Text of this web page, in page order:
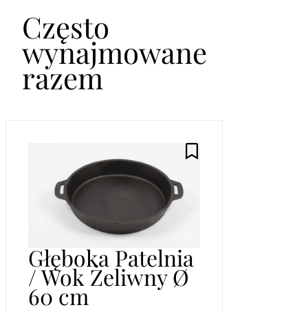
Często
wynajmowane
razem
Głęboka Patelnia
/ Wok Żeliwny Ø
60 cm